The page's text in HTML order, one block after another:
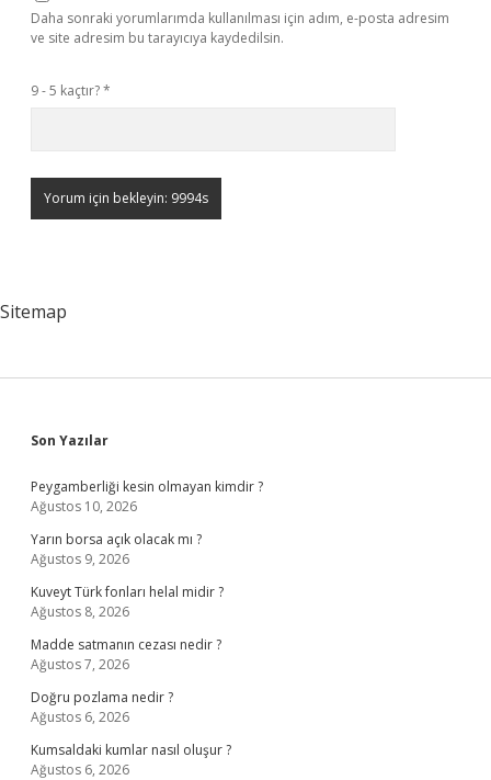
Daha sonraki yorumlarımda kullanılması için adım, e-posta adresim
ve site adresim bu tarayıcıya kaydedilsin.
9 - 5 kaçtır?*
Sitemap
Sidebar
Son Yazılar
Peygamberliği kesin olmayan kimdir ?
Ağustos 10, 2026
Yarın borsa açık olacak mı ?
Ağustos 9, 2026
Kuveyt Türk fonları helal midir ?
Ağustos 8, 2026
Madde satmanın cezası nedir ?
Ağustos 7, 2026
Doğru pozlama nedir ?
Ağustos 6, 2026
Kumsaldaki kumlar nasıl oluşur ?
Ağustos 6, 2026